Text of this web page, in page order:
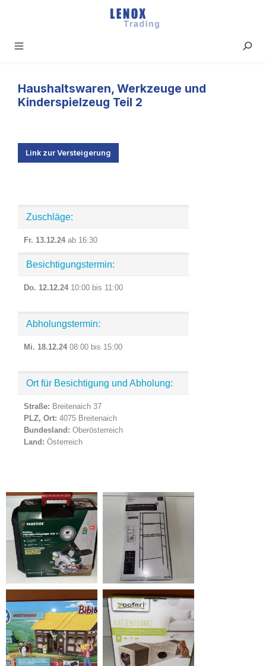
Haushaltswaren, Werkzeuge und
Kinderspielzeug Teil 2
Link zur Versteigerung
Zuschläge:
Fr. 13.12.24 ab 16:30
Besichtigungstermin:
Do. 12.12.24 10:00 bis 11:00
Abholungstermin:
Mi. 18.12.24 08:00 bis 15:00
Ort für Besichtigung und Abholung:
Straße: Breitenaich 37
PLZ, Ort: 4075 Breitenaich
Bundesland: Oberösterreich
Land: Österreich